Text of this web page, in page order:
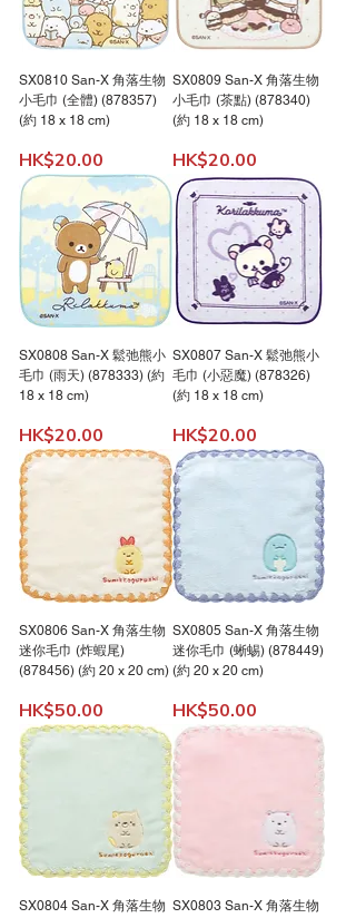
SX0810 San-X 角落生物
小毛巾 (全體) (878357)
(約 18 x 18 cm)
價格
HK$20.00
SX0809 San-X 角落生物
小毛巾 (茶點) (878340)
(約 18 x 18 cm)
價格
HK$20.00
SX0808 San-X 鬆弛熊小
毛巾 (雨天) (878333) (約
18 x 18 cm)
價格
HK$20.00
SX0807 San-X 鬆弛熊小
毛巾 (小惡魔) (878326)
(約 18 x 18 cm)
價格
HK$20.00
SX0806 San-X 角落生物
迷你毛巾 (炸蝦尾)
(878456) (約 20 x 20 cm)
價格
HK$50.00
SX0805 San-X 角落生物
迷你毛巾 (蜥蜴) (878449)
(約 20 x 20 cm)
價格
HK$50.00
SX0804 San-X 角落生物 SX0803 San-X 角落生物